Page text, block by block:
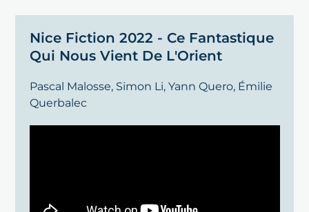
Nice Fiction 2022 - Ce Fantastique
Qui Nous Vient De L'Orient
Pascal Malosse, Simon Li, Yann Quero, Émilie
Querbalec